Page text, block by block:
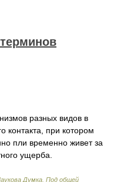
разных видов в
контакта, при котором
пли временно живет за
ущерба.
Думка Под общей